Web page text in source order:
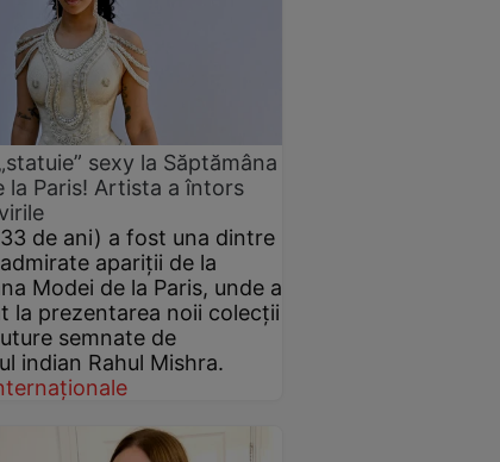
sexy la Săptămâna
la Paris! Artista a întors
de ani) a fost una dintre
apariții de la
Modei de la Paris, unde a
la prezentarea noii colecții
semnate de
indian Rahul Mishra.